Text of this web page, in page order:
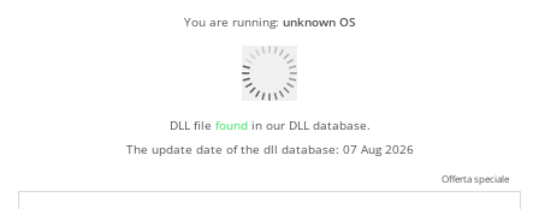
You are running: unknown OS
DLL file foundin our DLL database.
The update date of the dll database: 07 Aug 2026
Offerta speciale